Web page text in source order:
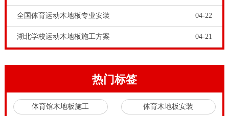
截然不同，现在市面上一些小作坊生产的体育木地板都
很滑，有些客户会选择在体育地板上面铺一层塑胶地
定要禁忌的，那样就会越来越滑。篮球场地馆在安装完
篮球场地木地板后，都是会在木地板整体面层涂上2mm-
3mm厚的木地板专用型漆。那样做不但可以提升木地板
全国体育运动木地板专业安装 04-22
湖北学校运动木地板施工方案 04-21
热门标签
体育馆木地板施工 体育木地板安装